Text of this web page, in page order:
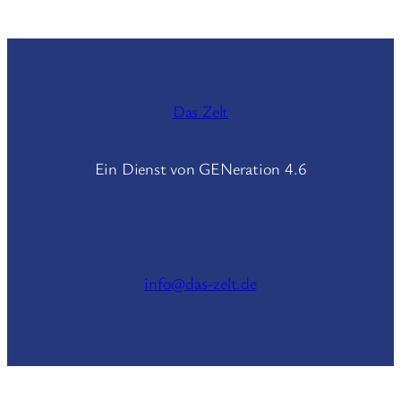
Das Zelt
Ein Dienst von GENeration 4.6
info@das-zelt.de